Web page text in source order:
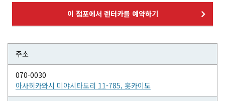
이 점포에서 렌터카를 예약하기
주소
070-0030
아사히카와시 미야시타도리 11-785, 홋카이도